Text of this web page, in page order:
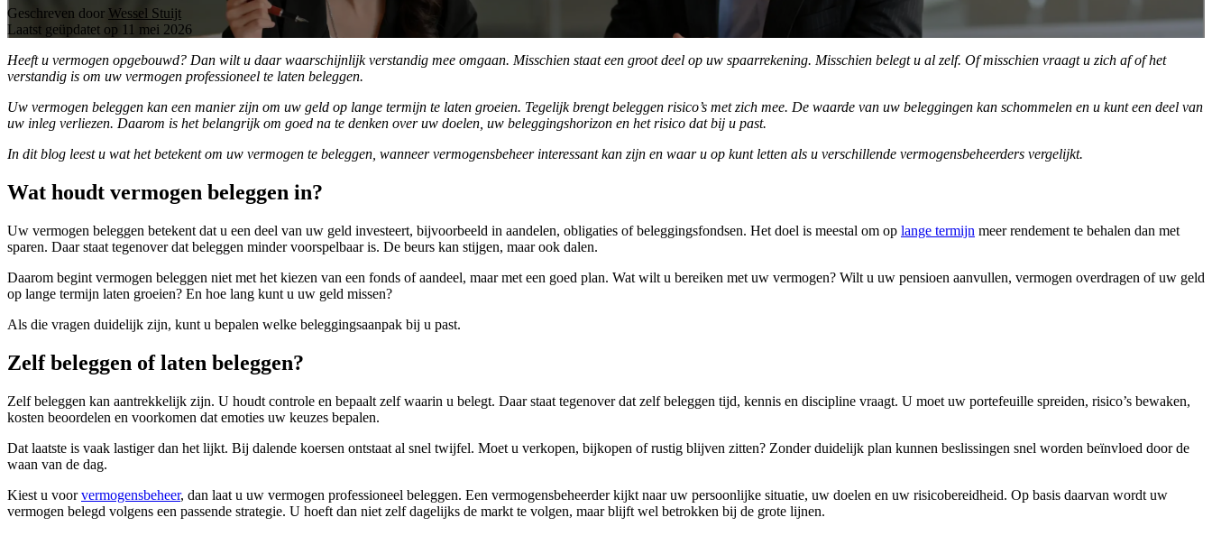
Geschreven door Wessel Stuijt
Laatst geüpdatet op 11 mei 2026
Heeft u vermogen opgebouwd? Dan wilt u daar waarschijnlijk verstandig mee omgaan. Misschien staat een groot deel op uw spaarrekening. Misschien belegt u al zelf. Of misschien vraagt u zich af of het
verstandig is om uw vermogen professioneel te laten beleggen.
Uw vermogen beleggen kan een manier zijn om uw geld op lange termijn te laten groeien. Tegelijk brengt beleggen risico’s met zich mee. De waarde van uw beleggingen kan schommelen en u kunt een deel van
uw inleg verliezen. Daarom is het belangrijk om goed na te denken over uw doelen, uw beleggingshorizon en het risico dat bij u past.
In dit blog leest u wat het betekent om uw vermogen te beleggen, wanneer vermogensbeheer interessant kan zijn en waar u op kunt letten als u verschillende vermogensbeheerders vergelijkt.
Wat houdt vermogen beleggen in?
Uw vermogen beleggen betekent dat u een deel van uw geld investeert, bijvoorbeeld in aandelen, obligaties of beleggingsfondsen. Het doel is meestal om op lange termijn meer rendement te behalen dan met
sparen. Daar staat tegenover dat beleggen minder voorspelbaar is. De beurs kan stijgen, maar ook dalen.
Daarom begint vermogen beleggen niet met het kiezen van een fonds of aandeel, maar met een goed plan. Wat wilt u bereiken met uw vermogen? Wilt u uw pensioen aanvullen, vermogen overdragen of uw geld
op lange termijn laten groeien? En hoe lang kunt u uw geld missen?
Als die vragen duidelijk zijn, kunt u bepalen welke beleggingsaanpak bij u past.
Zelf beleggen of laten beleggen?
Zelf beleggen kan aantrekkelijk zijn. U houdt controle en bepaalt zelf waarin u belegt. Daar staat tegenover dat zelf beleggen tijd, kennis en discipline vraagt. U moet uw portefeuille spreiden, risico’s bewaken,
kosten beoordelen en voorkomen dat emoties uw keuzes bepalen.
Dat laatste is vaak lastiger dan het lijkt. Bij dalende koersen ontstaat al snel twijfel. Moet u verkopen, bijkopen of rustig blijven zitten? Zonder duidelijk plan kunnen beslissingen snel worden beïnvloed door de
waan van de dag.
Kiest u voorvermogensbeheer, dan laat u uw vermogen professioneel beleggen. Een vermogensbeheerder kijkt naar uw persoonlijke situatie, uw doelen en uw risicobereidheid. Op basis daarvan wordt uw
vermogen belegd volgens een passende strategie. U hoeft dan niet zelf dagelijks de markt te volgen, maar blijft wel betrokken bij de grote lijnen.